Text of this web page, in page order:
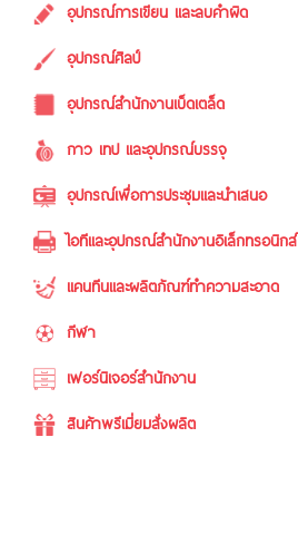
อุปกรณ์การเขียน และลบคำผิด
อุปกรณ์ศิลป์
อุปกรณ์สำนักงานเบ็ดเตล็ด
กาว เทป และอุปกรณ์บรรจุ
อุปกรณ์เพื่อการประชุมและนำเสนอ
ไอทีและอุปกรณ์สำนักงานอิเล็กทรอนิกส์
แคนทีนและผลิตภัณฑ์ทำความสะอาด
กีฬา
เฟอร์นิเจอร์สำนักงาน
สินค้าพรีเมี่ยมสั่งผลิต